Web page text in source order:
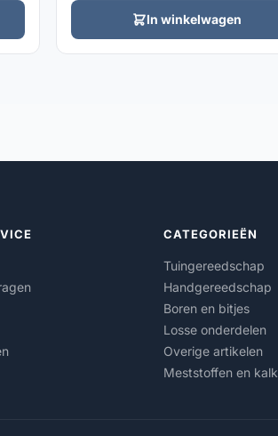
In winkelwagen
CATEGORIEËN
Tuingereedschap
Handgereedschap
Boren en bitjes
Losse onderdelen
Overige artikelen
Meststoffen en kalk